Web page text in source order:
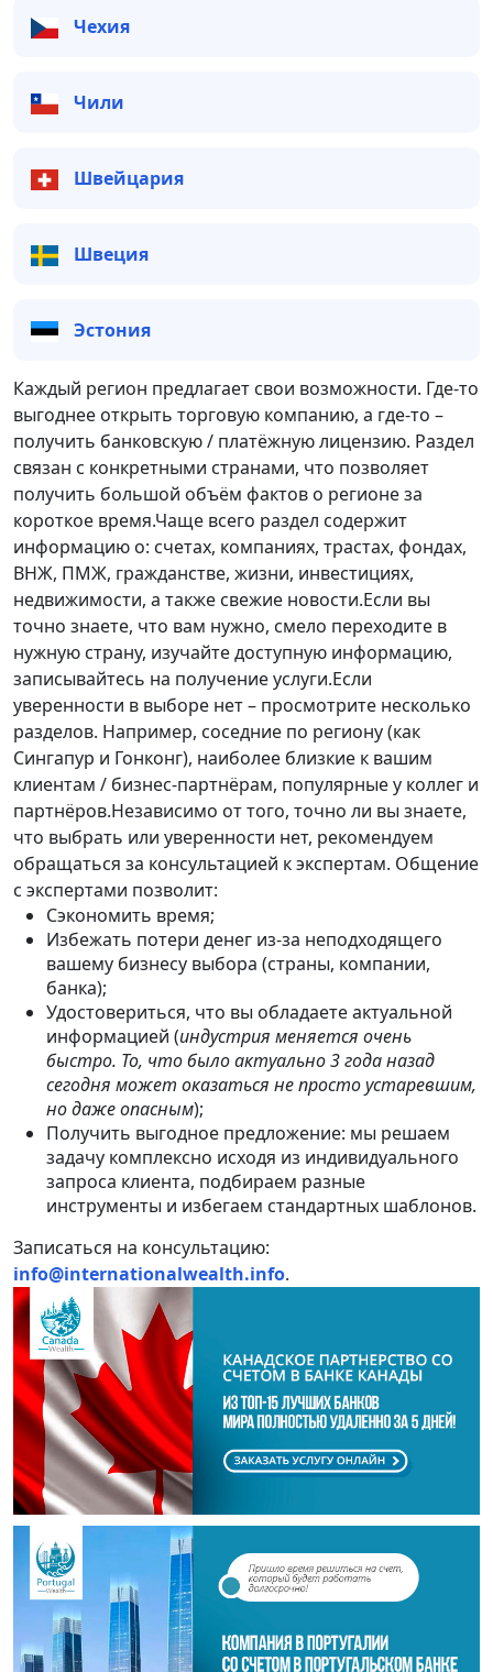
Чехия
Чили
Швейцария
Швеция
Эстония
Каждый регион предлагает свои возможности. Где-то
выгоднее открыть торговую компанию, а где-то –
получить банковскую / платёжную лицензию. Раздел
связан с конкретными странами, что позволяет
получить большой объём фактов о регионе за
короткое время.Чаще всего раздел содержит
информацию о: счетах, компаниях, трастах, фондах,
ВНЖ, ПМЖ, гражданстве, жизни, инвестициях,
недвижимости, а также свежие новости.Если вы
точно знаете, что вам нужно, смело переходите в
нужную страну, изучайте доступную информацию,
записывайтесь на получение услуги.Если
уверенности в выборе нет – просмотрите несколько
разделов. Например, соседние по региону (как
Сингапур и Гонконг), наиболее близкие к вашим
клиентам / бизнес-партнёрам, популярные у коллег и
партнёров.Независимо от того, точно ли вы знаете,
что выбрать или уверенности нет, рекомендуем
обращаться за консультацией к экспертам. Общение
с экспертами позволит:
Сэкономить время;
Избежать потери денег из-за неподходящего
вашему бизнесу выбора (страны, компании,
банка);
Удостовериться, что вы обладаете актуальной
информацией (индустрия меняется очень
быстро. То, что было актуально 3 года назад
сегодня может оказаться не просто устаревшим,
но даже опасным);
Получить выгодное предложение: мы решаем
задачу комплексно исходя из индивидуального
запроса клиента, подбираем разные
инструменты и избегаем стандартных шаблонов.
Записаться на консультацию:
info@internationalwealth.info.